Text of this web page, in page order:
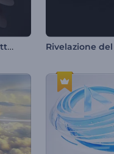
Introduzione alle forme astratte vorticose